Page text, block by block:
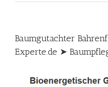
Baumgutachter
Experte.de ➤